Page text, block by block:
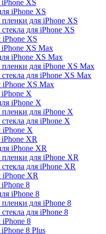
ХS
iPhone ХS
для iPhone ХS
для iPhone ХS
iPhone ХS
iPhone ХS Max
iPhone XS Max
для iPhone XS Max
для iPhone XS Max
iPhone XS Max
X
iPhone X
для iPhone X
для iPhone X
iPhone X
XR
iPhone XR
для iPhone XR
для iPhone XR
XR
8
iPhone 8
для iPhone 8
для iPhone 8
8
8 Plus